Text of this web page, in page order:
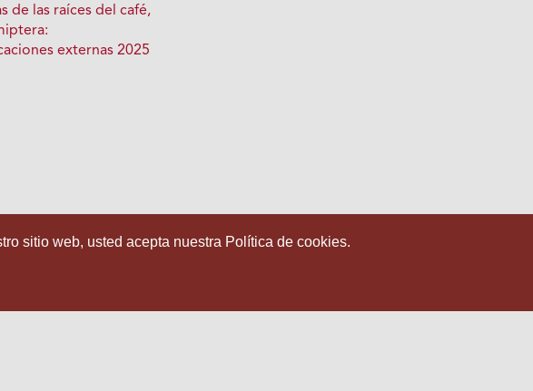
de las raíces del café,
externas 2025
sitio web, usted acepta nuestra Política de cookies.